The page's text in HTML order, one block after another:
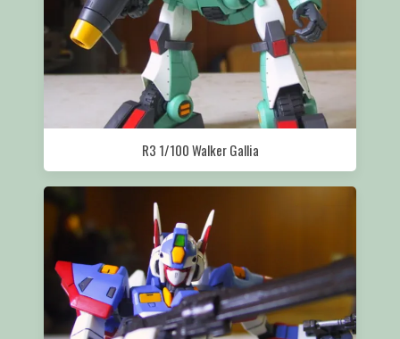
R3 1/100 Walker Gallia